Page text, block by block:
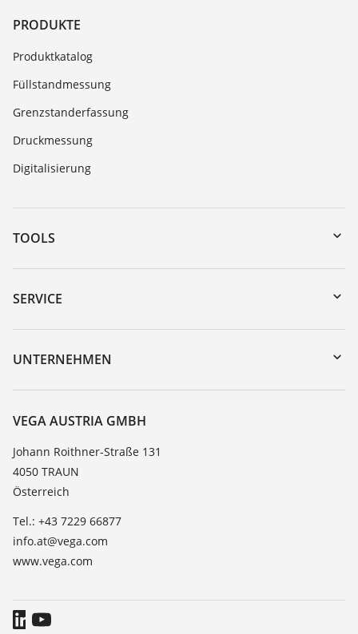
PRODUKTE
Produktkatalog
Füllstandmessung
Grenzstanderfassung
Druckmessung
Digitalisierung
TOOLS
Download-Center
Gerätesuche (Seriennummer)
DTM Collection/PACTware
SERVICE
Geräterücksendung
Trainings
Beständigkeitsliste
TeamViewer
UNTERNEHMEN
Karriere
Über VEGA
Kontakt
News
Presse
Blog
VEGA AUSTRIA GMBH
Johann Roithner-Straße 131
4050 TRAUN
Österreich
Tel.: +43 7229 66877
info.at@vega.com
www.vega.com